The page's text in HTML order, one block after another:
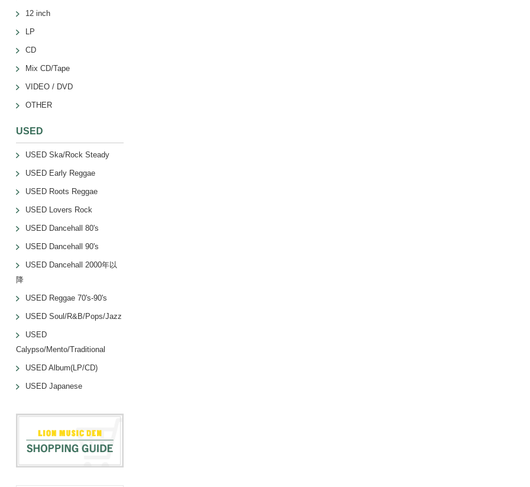
12 inch
LP
CD
Mix CD/Tape
VIDEO / DVD
OTHER
USED
USED Ska/Rock Steady
USED Early Reggae
USED Roots Reggae
USED Lovers Rock
USED Dancehall 80's
USED Dancehall 90's
USED Dancehall 2000年以
降
USED Reggae 70's-90's
USED Soul/R&B/Pops/Jazz
USED
Calypso/Mento/Traditional
USED Album(LP/CD)
USED Japanese